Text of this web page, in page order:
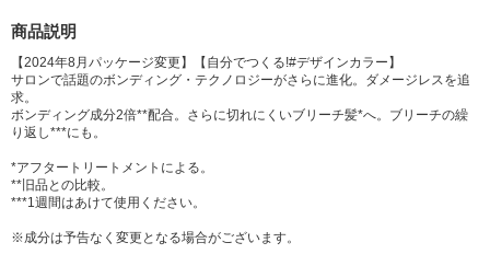
ノール、安息香酸塩、セトステアリルアルコール、ベヘニルアルコール、
ト成分:水、セテアリルアルコール、ジメチコン、炭酸ジカプリリル、ベヘ
ムメトサルフェート、塩化Mg、ココジモニウムヒドロキシプロピル加水分
解ケラチン(羊毛)、加水分解ケラチン(羊毛)、ステアラミドプロピルジメチ
ルアミン、アモジメチコン、ビスアミノPEG/PPG‐41/3アミノエチルPG‐プ
ロピルジメチコン、クエン酸、乳酸、フェノキシエタノール、イソプロパ
ノール、セトリモニウムクロリド、メチルパラベン、ポリクオタニウム‐1
商品説明
【2024年8月パッケージ変更】【自分でつくる!#デザインカラー】
サロンで話題のボンディング・テクノロジーがさらに進化。ダメージレスを追
求。
ボンディング成分2倍**配合。さらに切れにくいブリーチ髪*へ。ブリーチの繰
り返し***にも。
*アフタートリートメントによる。
**旧品との比較。
***1週間はあけて使用ください。
※成分は予告なく変更となる場合がございます。